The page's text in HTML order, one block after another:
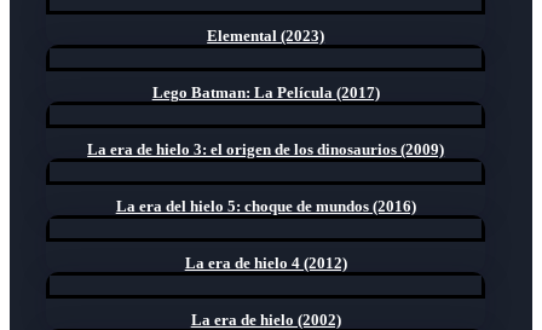
Elemental (2023)
Lego Batman: La Película (2017)
La era de hielo 3: el origen de los dinosaurios (2009)
La era del hielo 5: choque de mundos (2016)
La era de hielo 4 (2012)
La era de hielo (2002)